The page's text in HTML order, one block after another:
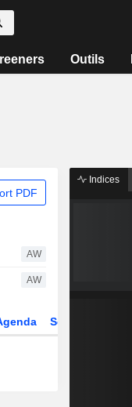
Outils
PDF
AW
AW
Secteur
Indices